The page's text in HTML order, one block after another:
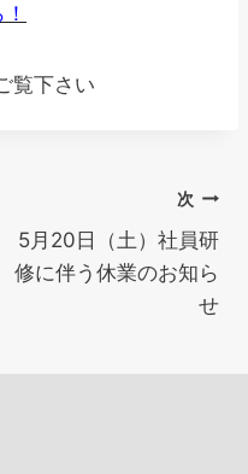
覧下さい
次
5月20日（土）社員研
修に伴う休業のお知ら
せ